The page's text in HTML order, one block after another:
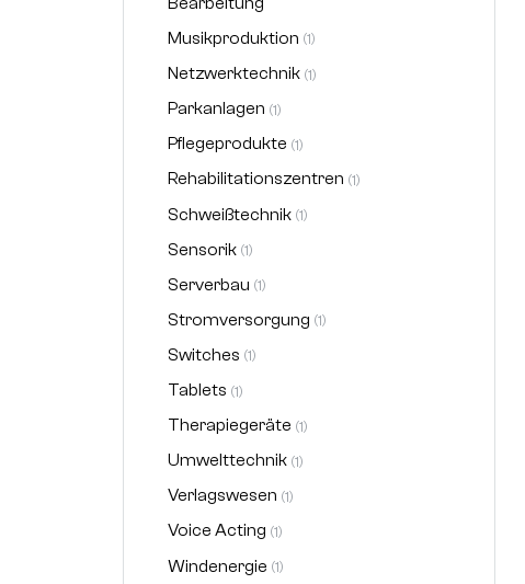
Musikproduktion (1)
Netzwerktechnik (1)
Parkanlagen (1)
Pflegeprodukte (1)
Rehabilitationszentren (1)
Schweißtechnik (1)
Sensorik (1)
Serverbau (1)
Stromversorgung (1)
Switches (1)
Tablets (1)
Therapiegeräte (1)
Umwelttechnik (1)
Verlagswesen (1)
Voice Acting (1)
Windenergie (1)